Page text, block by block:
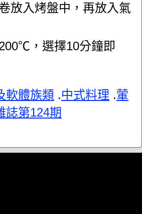
放入烤盤中，再放入氣
，選擇10分鐘即
軟體族類 .中式料理 .葷
誌第124期